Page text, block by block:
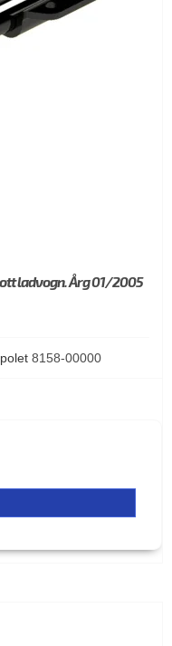
ladvogn. Årg 01/2005
8158-00000